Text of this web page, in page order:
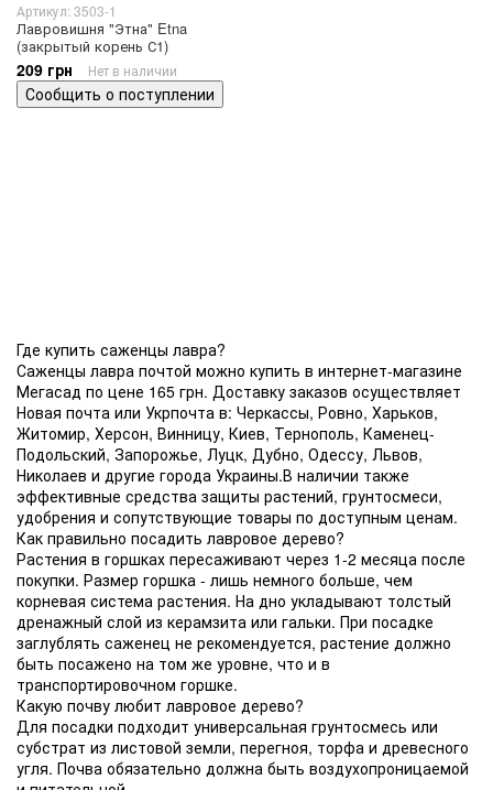
Артикул: 3503-1
Лавровишня "Этна" Etna
(закрытый корень С1)
209 грн Нет в наличии
Сообщить о поступлении
Где купить саженцы лавра?
Саженцы лавра почтой можно купить в интернет-магазине
Мегасад по цене 165 грн. Доставку заказов осуществляет
Новая почта или Укрпочта в: Черкассы, Ровно, Харьков,
Житомир, Херсон, Винницу, Киев, Тернополь, Каменец-
Подольский, Запорожье, Луцк, Дубно, Одессу, Львов,
Николаев и другие города Украины.В наличии также
эффективные средства защиты растений, грунтосмеси,
удобрения и сопутствующие товары по доступным ценам.
Как правильно посадить лавровое дерево?
Растения в горшках пересаживают через 1-2 месяца после
покупки. Размер горшка - лишь немного больше, чем
корневая система растения. На дно укладывают толстый
дренажный слой из керамзита или гальки. При посадке
заглублять саженец не рекомендуется, растение должно
быть посажено на том же уровне, что и в
транспортировочном горшке.
Какую почву любит лавровое дерево?
Для посадки подходит универсальная грунтосмесь или
субстрат из листовой земли, перегноя, торфа и древесного
угля. Почва обязательно должна быть воздухопроницаемой